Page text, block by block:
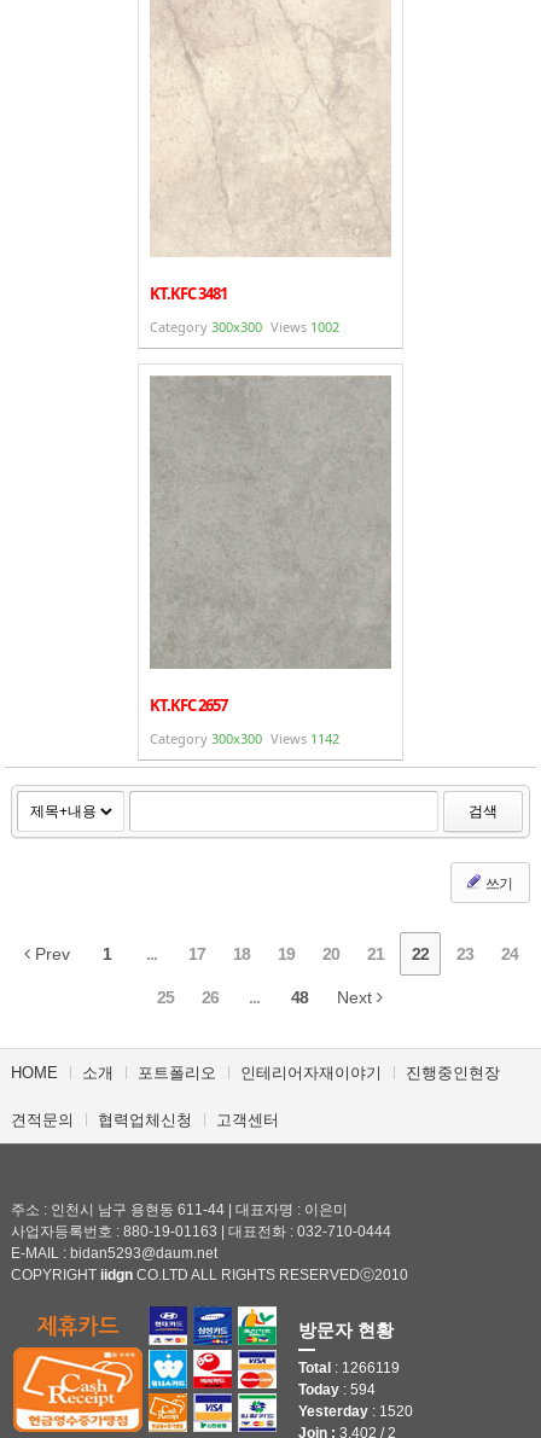
KT.KFC 3481
Category 300x300 Views 1002
KT.KFC 2657
Category 300x300 Views 1142
검색
쓰기
Prev 1 ... 17 18 19 20 21 22 23 24
25 26 ... 48 Next
HOME 소개 포트폴리오 인테리어자재이야기 진행중인현장
견적문의 협력업체신청 고객센터
주소 : 인천시 남구 용현동 611-44 | 대표자명 : 이은미
사업자등록번호 : 880-19-01163 | 대표전화 : 032-710-0444
E-MAIL : bidan5293@daum.net
COPYRIGHT iidgnCO.LTD ALL RIGHTS RESERVEDⓒ2010
방문자 현황
Total : 1266119
Today : 594
Yesterday : 1520
Join : 3,402 / 2